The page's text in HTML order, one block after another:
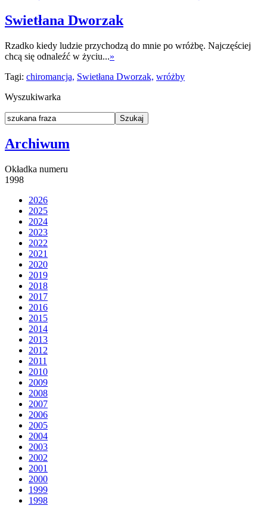
Swietłana Dworzak
Rzadko kiedy ludzie przychodzą do mnie po wróżbę. Najczęściej
chcą się odnaleźć w życiu...»
Tagi: chiromancja, Swietłana Dworzak, wróżby
Wyszukiwarka
Archiwum
Okładka numeru
1998
2026
2025
2024
2023
2022
2021
2020
2019
2018
2017
2016
2015
2014
2013
2012
2011
2010
2009
2008
2007
2006
2005
2004
2003
2002
2001
2000
1999
1998